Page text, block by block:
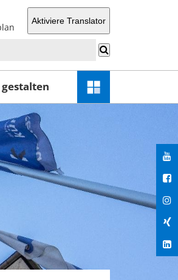
Aktiviere Translator
Schnellzugriff-
Menü